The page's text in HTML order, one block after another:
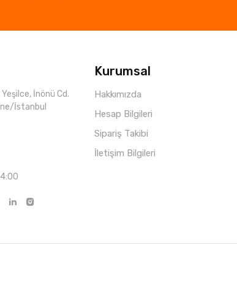
İnönü Cd.
İstanbul
Kurumsal
Hakkımızda
Hesap Bilgileri
Sipariş Takibi
İletişim Bilgileri